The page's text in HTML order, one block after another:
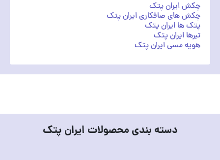
چکش ایران پتک
چکش های صافکاری ایران پتک
پتک ها ایران پتک
تبرها ایران پتک
هویه مسی ایران پتک
دسته بندی محصولات ایران پتک